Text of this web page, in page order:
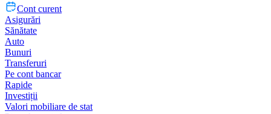
Cont curent
Asigurări
Sănătate
Auto
Bunuri
Transferuri
Pe cont bancar
Rapide
Investiții
Valori mobiliare de stat